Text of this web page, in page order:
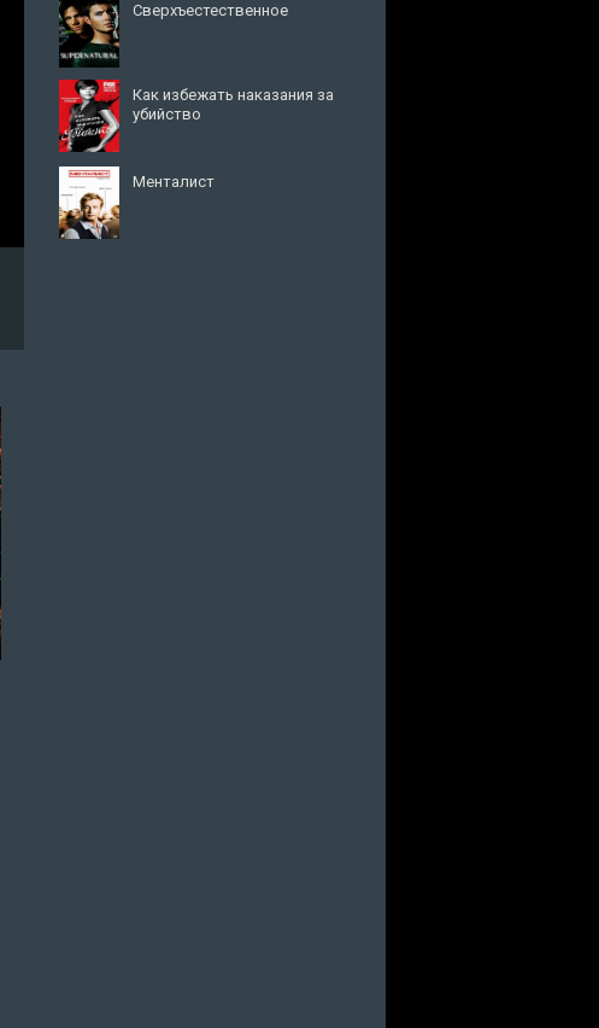
Сверхъестественное
Как избежать наказания за
убийство
Менталист